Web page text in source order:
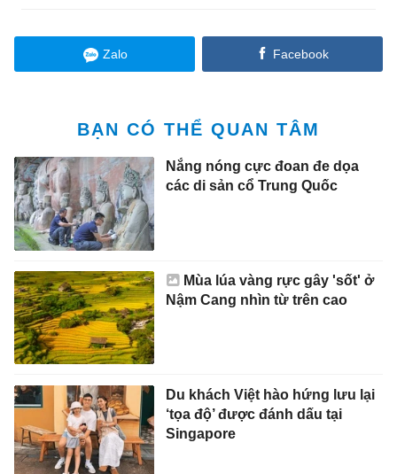
Zalo Facebook
BẠN CÓ THỂ QUAN TÂM
Nắng nóng cực đoan đe dọa
các di sản cổ Trung Quốc
Mùa lúa vàng rực gây 'sốt' ở
Nậm Cang nhìn từ trên cao
Du khách Việt hào hứng lưu lại
‘tọa độ’ được đánh dấu tại
Singapore